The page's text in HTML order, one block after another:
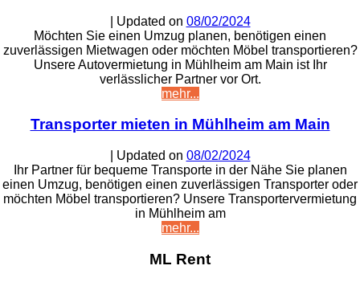
| Updated on 08/02/2024
Möchten Sie einen Umzug planen, benötigen einen
zuverlässigen Mietwagen oder möchten Möbel transportieren?
Unsere Autovermietung in Mühlheim am Main ist Ihr
verlässlicher Partner vor Ort.
mehr...
Transporter mieten in Mühlheim am Main
| Updated on 08/02/2024
Ihr Partner für bequeme Transporte in der Nähe Sie planen
einen Umzug, benötigen einen zuverlässigen Transporter oder
möchten Möbel transportieren? Unsere Transportervermietung
in Mühlheim am
mehr...
ML Rent